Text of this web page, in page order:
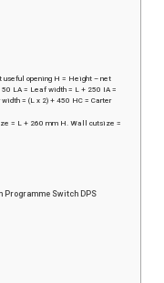
useful opening H = Height – net
50 LA = Leaf width = L + 250 IA =
= (L x 2) + 450 HC = Carter
= L + 260 mm H. Wall cutsize =
Programme Switch DPS